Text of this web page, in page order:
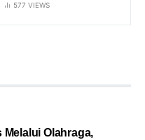
577 VIEWS
Olahraga,